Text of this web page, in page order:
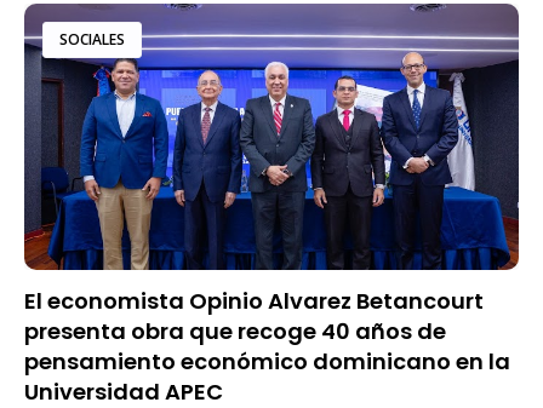
SOCIALES
El economista Opinio Alvarez Betancourt
presenta obra que recoge 40 años de
pensamiento económico dominicano en la
Universidad APEC